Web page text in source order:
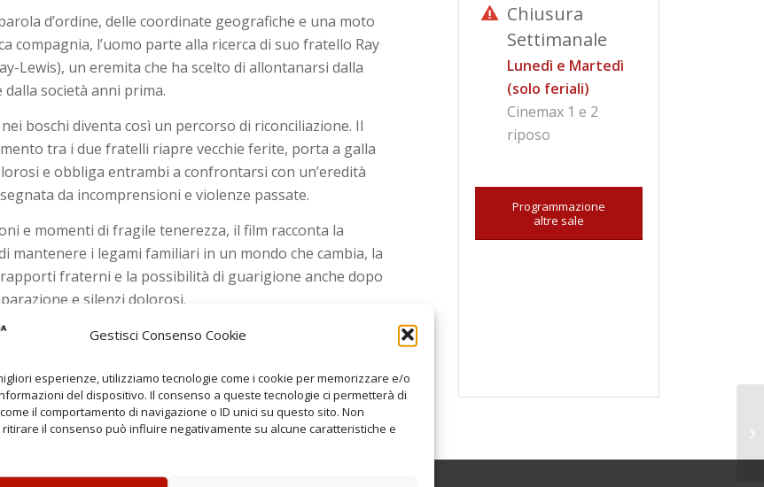
Gestisci Consenso Cookie
esperienze, utilizziamo tecnologie come i cookie per memorizzare e/o
del dispositivo. Il consenso a queste tecnologie ci permetterà di
il comportamento di navigazione o ID unici su questo sito. Non
il consenso può influire negativamente su alcune caratteristiche e
d’ordine, delle coordinate geografiche e una moto
compagnia, l’uomo parte alla ricerca di suo fratello Ray
Lewis), un eremita che ha scelto di allontanarsi dalla
dalla società anni prima.
boschi diventa così un percorso di riconciliazione. Il
tra i due fratelli riapre vecchie ferite, porta a galla
e obbliga entrambi a confrontarsi con un’eredità
da incomprensioni e violenze passate.
e momenti di fragile tenerezza, il film racconta la
mantenere i legami familiari in un mondo che cambia, la
fraterni e la possibilità di guarigione anche dopo
e silenzi dolorosi.
Chiusura
Settimanale
Lunedì e Martedì
(solo feriali)
Cinemax 1 e 2
riposo
Programmazione
altre sale